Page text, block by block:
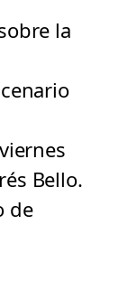
la
Bello.
de